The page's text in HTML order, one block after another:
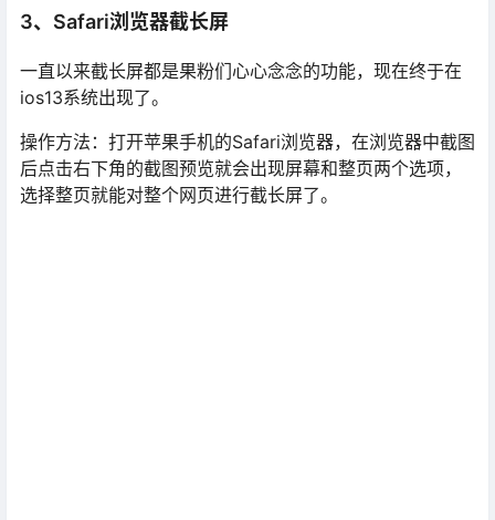
3、Safari浏览器截长屏
一直以来截长屏都是果粉们心心念念的功能，现在终于在
ios13系统出现了。
操作方法：打开苹果手机的Safari浏览器，在浏览器中截图
后点击右下角的截图预览就会出现屏幕和整页两个选项，
选择整页就能对整个网页进行截长屏了。